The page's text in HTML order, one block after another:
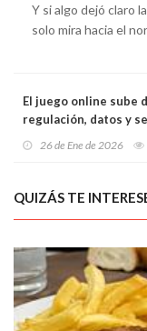
Y si algo dejó claro
solo mira hacia el
El juego online sube
regulación, datos y
26 de Ene de 2026
QUIZÁS TE